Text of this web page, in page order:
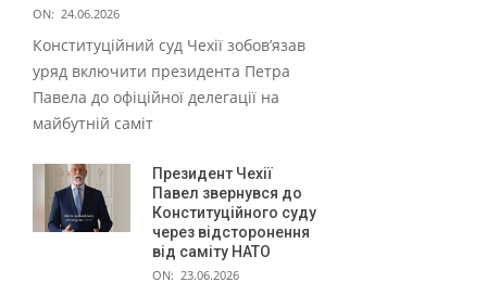
ON: 24.06.2026
Конституційний суд Чехії зобов’язав
уряд включити президента Петра
Павела до офіційної делегації на
майбутній саміт
Президент Чехії
Павел звернувся до
Конституційного суду
через відсторонення
від саміту НАТО
ON: 23.06.2026